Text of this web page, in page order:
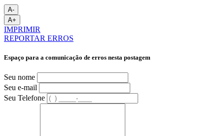
A-
A+
IMPRIMIR
REPORTAR ERROS
Espaço para a comunicação de erros nesta postagem
Seu nome
Seu e-mail
Seu Telefone